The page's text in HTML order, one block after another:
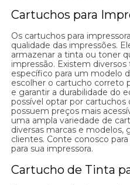
Cartuchos para
Os cartuchos para
qualidade das impressões.
armazenar a tinta ou toner
impressão. Existem
específico para um modelo
escolher o cartucho correto
e garantir a durabilidade do
possível optar por cartuchos
possuem preços mais
uma ampla variedade de
diversas marcas e modelos,
clientes. Conte conosco
para sua impressora.
Cartucho de Tinta